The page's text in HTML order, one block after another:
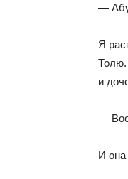
—
Я
Толю.
и
—
И